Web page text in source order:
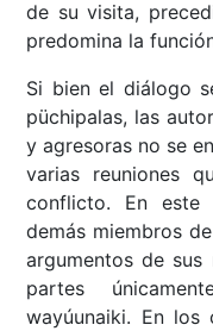
de su visita,
predomina la
Si bien el diálogo
püchipalas, las
y agresoras no se
varias reuniones
conflicto. En este
demás miembros
argumentos de sus
partes
wayúunaiki. En los